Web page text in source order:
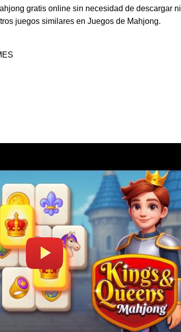
gratis online sin necesidad de descargar ni
juegos similares en Juegos de Mahjong.